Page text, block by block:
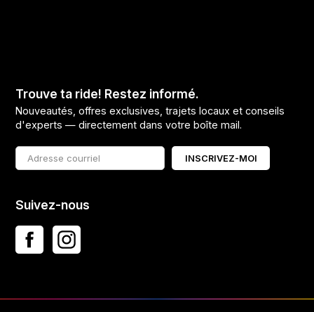
Trouve ta ride! Restez informé.
Nouveautés, offres exclusives, trajets locaux et conseils
d'experts — directement dans votre boîte mail.
INSCRIVEZ-MOI
Suivez-nous